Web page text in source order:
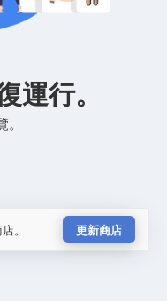
運行。
。 更新商店